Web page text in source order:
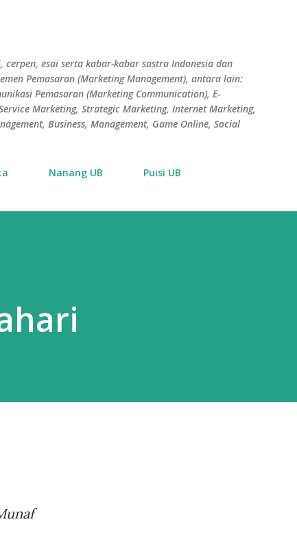
esai serta kabar-kabar sastra Indonesia dan
Pemasaran (Marketing Management), antara lain:
Pemasaran (Marketing Communication), E-
Marketing, Strategic Marketing, Internet Marketing,
Business, Management, Game Online, Social
Nanang UB Puisi UB